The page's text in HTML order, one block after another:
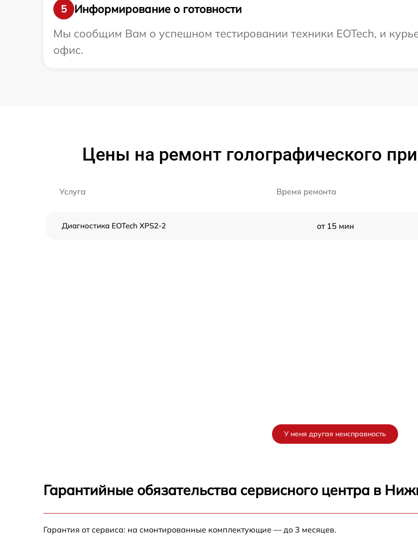
5
Информирование о готовности
Мы сообщим Вам о успешном тестировании техники EOTech, и
офис.
Цены на ремонт голографического
Услуга Время ремонта
Диагностика EOTech XPS2-2 от 15 мин
У меня другая неисправность
Гарантийные обязательства сервисного центра в
Гарантия от сервиса: на смонтированные комплектующие — до 3 месяцев.